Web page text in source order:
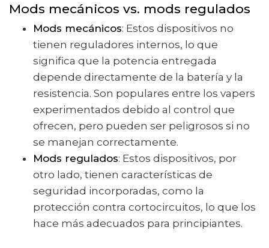
Mods mecánicos vs. mods regulados
Mods mecánicos: Estos dispositivos no
tienen reguladores internos, lo que
significa que la potencia entregada
depende directamente de la batería y la
resistencia. Son populares entre los vapers
experimentados debido al control que
ofrecen, pero pueden ser peligrosos si no
se manejan correctamente.
Mods regulados: Estos dispositivos, por
otro lado, tienen características de
seguridad incorporadas, como la
protección contra cortocircuitos, lo que los
hace más adecuados para principiantes.